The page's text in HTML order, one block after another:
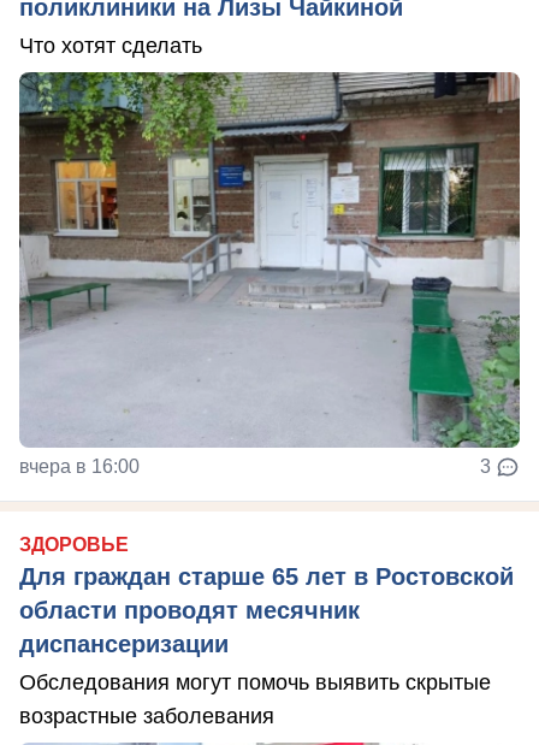
поликлиники на Лизы Чайкиной
Что хотят сделать
вчера в 16:00 3
ЗДОРОВЬЕ
Для граждан старше 65 лет в Ростовской
области проводят месячник
диспансеризации
Обследования могут помочь выявить скрытые
возрастные заболевания